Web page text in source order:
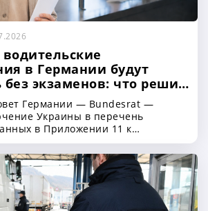
в Германии будут
экзаменов: что решил
Германии — Bundesrat —
Украины в перечень
в Приложении 11 к
лиц к дорожному движению —
Verordnung, или FeV. После
в силу владельцы
удостоверений смогут
немецкие без сдачи
практического экзаменов